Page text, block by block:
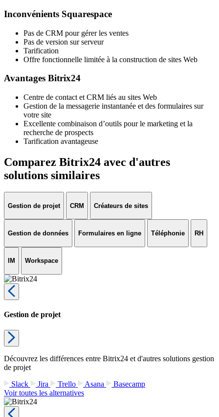
Inconvénients Squarespace
Pas de CRM pour gérer les ventes
Pas de version sur serveur
Tarification
Offre fonctionnelle limitée à la construction de sites Web
Avantages Bitrix24
Centre de contact et CRM liés au sites Web
Gestion de la messagerie instantanée et des formulaires sur
votre site
Excellente combinaison d’outils pour le marketing et la
recherche de prospects
Tarification avantageuse
Comparez Bitrix24 avec d'autres
solutions similaires
Gestion de projet CRM Créateurs de sites
Gestion de données Formulaires en ligne Téléphonie RH
IM Workspace
Gestion de projet
Découvrez les différences entre Bitrix24 et d'autres solutions gestion
de projet
Slack
Jira Trello Asana
Basecamp
Voir toutes les alternatives